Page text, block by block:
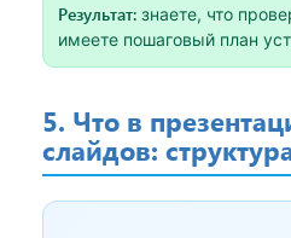
Результат: знаете, что
имеете пошаговый план
5. Что в
слайдов: